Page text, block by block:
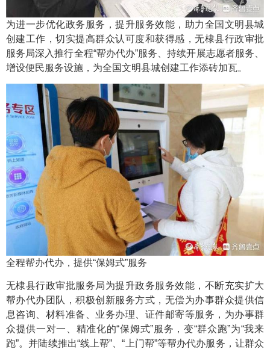
为进一步优化政务服务，提升服务效能，助力全国文明县城
创建工作，切实提高群众认可度和获得感，无棣县行政审批
服务局深入推行全程“帮办代办”服务、持续开展志愿者服务、
增设便民服务设施，为全国文明县城创建工作添砖加瓦。
全程帮办代办，提供“保姆式”服务
无棣县行政审批服务局为提升政务服务效能，不断充实扩大
帮办代办团队，积极创新服务方式，无偿为办事群众提供信
息咨询、材料准备、业务办理、证件邮寄等服务，为办事群
众提供一对一、精准化的“保姆式”服务，变“群众跑”为“我来
跑”。并陆续推出“线上帮”、“上门帮”等帮办代办服务，让群众